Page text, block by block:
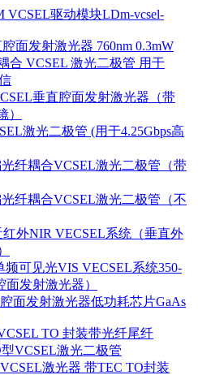
VCSEL驱动模块LDm-vcsel-
面发射激光器 760nm 0.3mW
合 VCSEL 激光二极管 用于
垂直腔面发射激光器（带
）
激光二极管 (用于4.25Gbps高
光纤耦合VCSEL激光二极管（带
光纤耦合VCSEL激光二极管（不
外NIR VECSEL系统（垂直外
频可见光VIS VECSEL系统350-
面发射激光器）
面发射激光器低功耗芯片GaAs
TO 封装带光纤尾纤
VCSEL激光二极管
VCSEL激光器 带TEC TO封装